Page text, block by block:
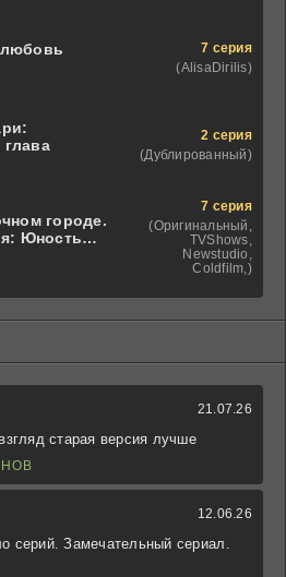
7 серия
(AlisaDirilis)
2 серия
(Дублированный)
городе.
Юность
7 серия
(Оригинальный,
TVShows,
Newstudio,
Coldfilm,)
21.07.26
старая версия лучше
12.06.26
серий. Замечательный сериал.